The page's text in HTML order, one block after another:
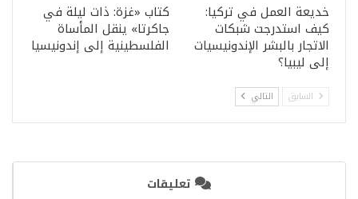
خديعة العمل في تركيا:
كيف استدرجت شبكات
الاتجار بالبشر الإندونيسيات
إلى ليبيا؟
كتاب «غزة: ذات ليلة في
جاكرتا» ينقل المأساة
الفلسطينية إلى إندونيسيا
السابق التالي
تعليقات